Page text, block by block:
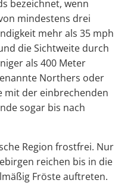
bezeichnet, wenn
mindestens drei
mehr als 35 mph
die Sichtweite durch
als 400 Meter
Northers oder
mit der einbrechenden
sogar bis nach
Region frostfrei. Nur
reichen bis in die
Fröste auftreten.